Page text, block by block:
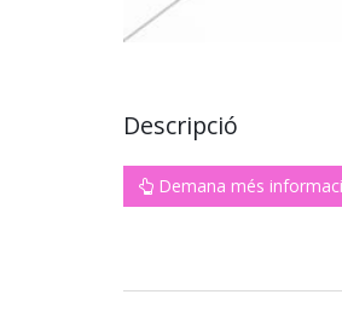
Descripció
Demana més